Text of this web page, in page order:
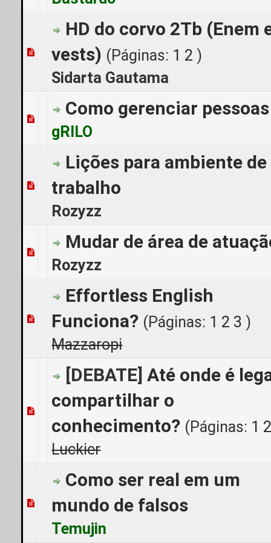
HD do corvo 2Tb (Enem
vests) (Páginas: 1 2 )
Sidarta Gautama
0 Voto(s) - 0 de 5 em média
234 5
Como gerenciar pessoas
gRILO
0 Voto(s) - 0 de 5 em média
45
Lições para ambiente de
trabalho
Rozyzz
0 Voto(s) - 0 de 5 em média
12 34
Mudar de área de
Rozyzz
Effortless English
Funciona? (Páginas: 1 2 3 )
Mazzaropi
0 Voto(s) - 0 de 5 em média
12 34 5
[DEBATE] Até onde é
compartilhar o
conhecimento? (Páginas: 1
Luckier
0 Voto(s) - 0 de 5 em média
Como ser real em um
mundo de falsos
Temujin
0 Voto(s) - 0 de 5 em média
12 34